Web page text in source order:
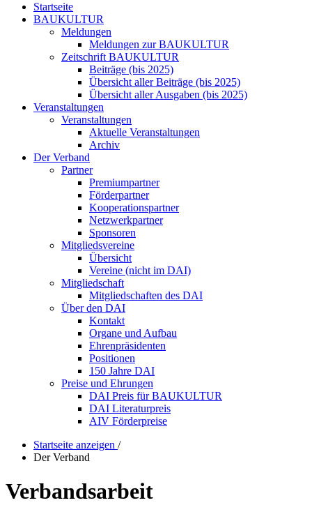
Startseite
BAUKULTUR
Meldungen
Meldungen zur BAUKULTUR
Zeitschrift BAUKULTUR
Beiträge (bis 2025)
Übersicht aller Beiträge (bis 2025)
Übersicht aller Ausgaben (bis 2025)
Veranstaltungen
Veranstaltungen
Aktuelle Veranstaltungen
Archiv
Der Verband
Partner
Premiumpartner
Förderpartner
Kooperationspartner
Netzwerkpartner
Sponsoren
Mitgliedsvereine
Übersicht
Vereine (nicht im DAI)
Mitgliedschaft
Mitgliedschaften des DAI
Über den DAI
Kontakt
Organe und Aufbau
Ehrenpräsidenten
Positionen
150 Jahre DAI
Preise und Ehrungen
DAI Preis für BAUKULTUR
DAI Literaturpreis
AIV Förderpreise
Startseite anzeigen /
Der Verband
Verbandsarbeit